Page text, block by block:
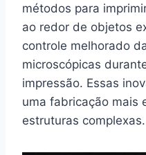
métodos para
ao redor de objetos
controle melhorado
microscópicas
impressão. Essas
uma fabricação mais
estruturas complexas.